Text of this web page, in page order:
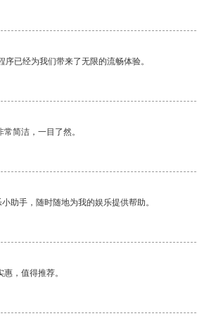
序已经为我们带来了无限的流畅体验。
简洁，一目了然。
助手，随时随地为我的娱乐提供帮助。
，值得推荐。